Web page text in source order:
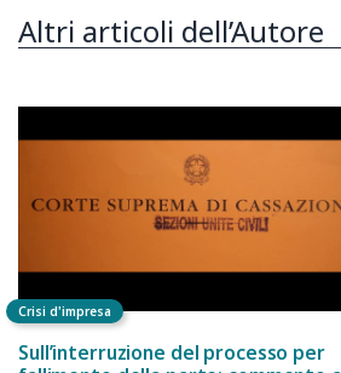
Altri articoli dell’Autore
Crisi d'impresa
Sull’interruzione del processo per